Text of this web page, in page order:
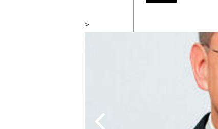
>